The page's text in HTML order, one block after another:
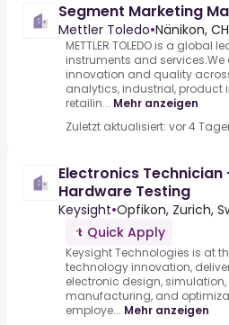
Segment Marketing
Mettler Toledo•Nänikon, CH
METTLER TOLEDO is a global
instruments and services.We
innovation and quality
analytics, industrial, product
retailin... Mehr anzeigen
Zuletzt aktualisiert: vor 4
Electronics Technician
Hardware Testing
Keysight•Opfikon, Zurich,
Quick Apply
Keysight Technologies is at
technology innovation,
electronic design, simulation,
manufacturing, and
employe... Mehr anzeigen